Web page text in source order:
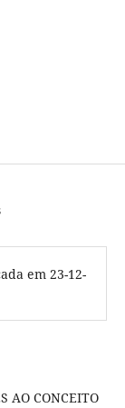
em 23-12-
AO CONCEITO